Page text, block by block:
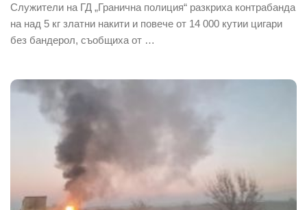
Служители на ГД „Гранична полиция“ разкриха контрабанда
на над 5 кг златни накити и повече от 14 000 кутии цигари
без бандерол, съобщиха от …